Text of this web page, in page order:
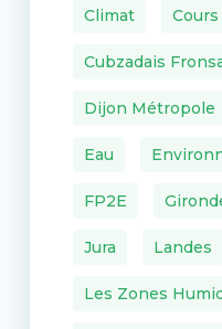
Climat
Cubzadais
Dijon Métropole
Eau
FP2E
Jura Landes
Les Zones